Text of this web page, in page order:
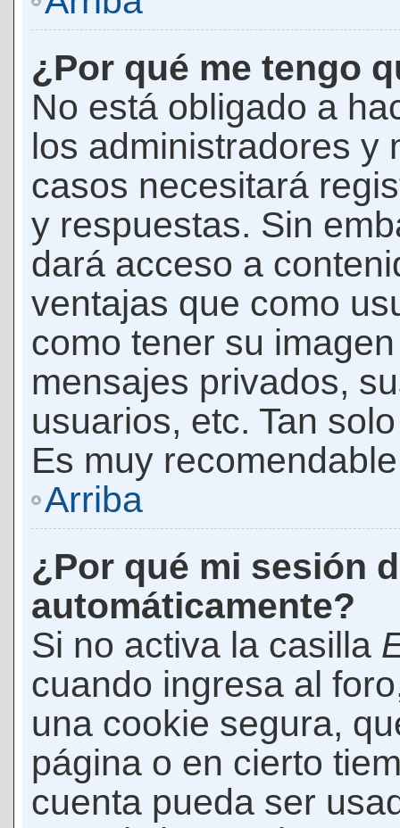
¿Por qué me tengo
No está obligado a
los administradores y
casos necesitará
y respuestas. Sin
dará acceso a
ventajas que como
como tener su
mensajes privados,
usuarios, etc. Tan
Es muy
Arriba
¿Por qué mi sesión
automáticamente?
Si no activa la casilla
cuando ingresa al
una cookie segura,
página o en cierto
cuenta pueda ser